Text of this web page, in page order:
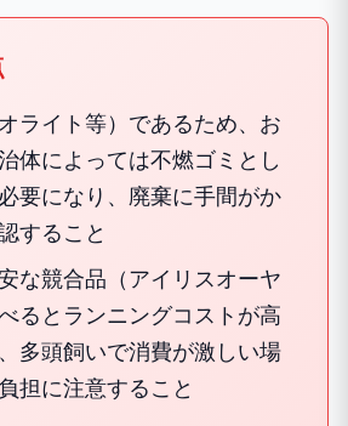
ライト等）であるため、お
体によっては不燃ゴミとし
要になり、廃棄に手間がか
すること
な競合品（アイリスオーヤ
るとランニングコストが高
多頭飼いで消費が激しい場
担に注意すること